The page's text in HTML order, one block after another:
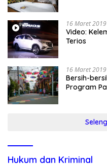
16 Maret 2019
Video:
Terios
16 Maret 2019
Bersih-
Program
Hukum dan Kriminal